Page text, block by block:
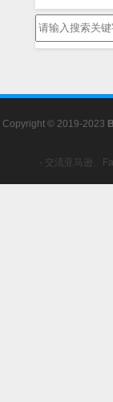
Copyright © 2019-2023
- 交流亚马逊、